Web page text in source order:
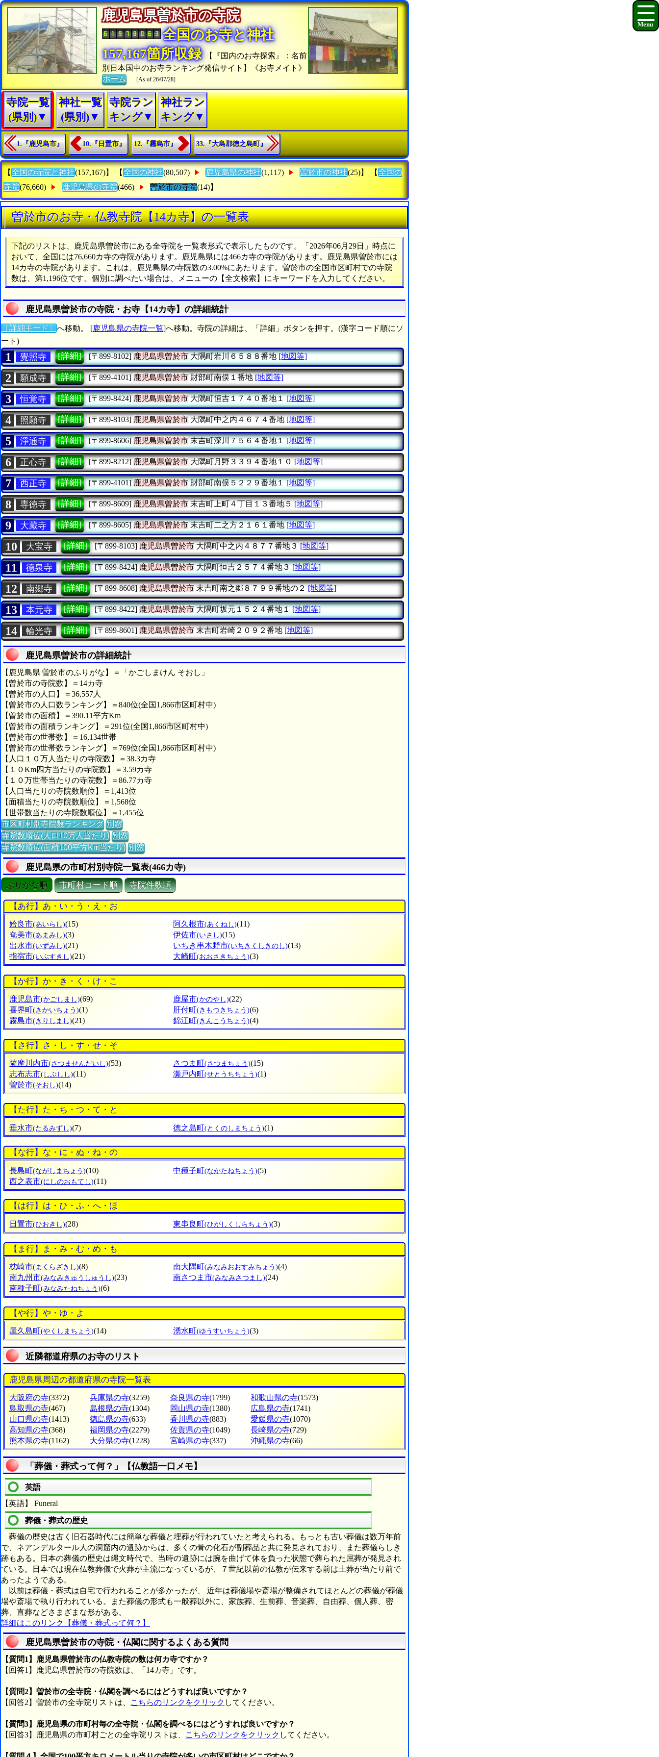
鹿児島県曽於市の寺院
全国のお寺と神社
157,167箇所収録
【『国内のお寺探索』：名前
別日本国中のお寺ランキング発信サイト】《お寺メイト》
ホーム
[As of 26/07/28]
寺院一覧
(県別)▼
神社一覧
(県別)▼
寺院ラン
キング▼
神社ラン
キング▼
1.『鹿児島市』 10.『日置市』 12.『霧島市』 33.『大島郡徳之島町』
【 全国の寺院と神社(157,167)】 【 全国の神社(80,507) 鹿児島県の神社(1,117) 曽於市の神社(25)】 【 全国の
寺院(76,660) 鹿児島県の寺院(466) 曽於市の寺院(14)】
曽於市のお寺・仏教寺院【14カ寺】の一覧表
下記のリストは、鹿児島県曽於市にある全寺院を一覧表形式で表示したものです。「2026年06月29日」時点に
おいて、全国には76,660カ寺の寺院があります。鹿児島県には466カ寺の寺院があります。鹿児島県曽於市には
14カ寺の寺院があります。これは、鹿児島県の寺院数の3.00%にあたります。曽於市の全国市区町村での寺院
数は、第1,196位です。個別に調べたい場合は、メニューの【全文検索】にキーワードを入力してください。
鹿児島県曽於市の寺院・お寺【14カ寺】の詳細統計
〔詳細モード〕 へ移動。 [鹿児島県の寺院一覧]へ移動。寺院の詳細は、「詳細」ボタンを押す。(漢字コード順にソ
ート)
1 覺照寺 [詳細] [〒899-8102] 鹿児島県曽於市大隅町岩川６５８８番地 [地図等]
2 願成寺 [詳細] [〒899-4101] 鹿児島県曽於市財部町南俣１番地 [地図等]
3 恒覚寺 [詳細] [〒899-8424] 鹿児島県曽於市大隅町恒吉１７４０番地１ [地図等]
4 照願寺 [詳細] [〒899-8103] 鹿児島県曽於市大隅町中之内４６７４番地 [地図等]
5 淨通寺 [詳細] [〒899-8606] 鹿児島県曽於市末吉町深川７５６４番地１ [地図等]
6 正心寺 [詳細] [〒899-8212] 鹿児島県曽於市大隅町月野３３９４番地１０ [地図等]
7 西正寺 [詳細] [〒899-4101] 鹿児島県曽於市財部町南俣５２２９番地１ [地図等]
8 専徳寺 [詳細] [〒899-8609] 鹿児島県曽於市末吉町上町４丁目１３番地５ [地図等]
9 大藏寺 [詳細] [〒899-8605] 鹿児島県曽於市末吉町二之方２１６１番地 [地図等]
10 大宝寺 [詳細] [〒899-8103] 鹿児島県曽於市大隅町中之内４８７７番地３ [地図等]
11 德泉寺 [詳細] [〒899-8424] 鹿児島県曽於市大隅町恒吉２５７４番地３ [地図等]
12 南郷寺 [詳細] [〒899-8608] 鹿児島県曽於市末吉町南之郷８７９９番地の２ [地図等]
13 本元寺 [詳細] [〒899-8422] 鹿児島県曽於市大隅町坂元１５２４番地１ [地図等]
14 輪光寺 [詳細] [〒899-8601] 鹿児島県曽於市末吉町岩崎２０９２番地 [地図等]
鹿児島県曽於市の詳細統計
【鹿児島県 曽於市のふりがな】＝「かごしまけん そおし」
【曽於市の寺院数】＝14カ寺
【曽於市の人口】＝36,557人
【曽於市の人口数ランキング】＝840位(全国1,866市区町村中)
【曽於市の面積】＝390.11平方Km
【曽於市の面積ランキング】＝291位(全国1,866市区町村中)
【曽於市の世帯数】＝16,134世帯
【曽於市の世帯数ランキング】＝769位(全国1,866市区町村中)
【人口１０万人当たりの寺院数】＝38.3カ寺
【１０Km四方当たりの寺院数】＝3.59カ寺
【１０万世帯当たりの寺院数】＝86.77カ寺
【人口当たりの寺院数順位】＝1,413位
【面積当たりの寺院数順位】＝1,568位
【世帯数当たりの寺院数順位】＝1,455位
市区町村別寺院数ランキング 別窓
寺院数順位(人口10万人当たり) 別窓
寺院数順位(面積100平方Km当たり) 別窓
鹿児島県の市町村別寺院一覧表(466カ寺)
ぶりがな順 市町村コード順 寺院件数順
【あ行】あ・い・う・え・お
姶良市(あいらし)(15) 阿久根市(あくねし)(11)
奄美市(あまみし)(3) 伊佐市(いさし)(15)
出水市(いずみし)(21) いちき串木野市(いちきくしきのし)(13)
指宿市(いぶすきし)(21) 大崎町(おおさきちょう)(3)
【か行】か・き・く・け・こ
鹿児島市(かごしまし)(69) 鹿屋市(かのやし)(22)
喜界町(きかいちょう)(1) 肝付町(きもつきちょう)(6)
霧島市(きりしまし)(21) 錦江町(きんこうちょう)(4)
【さ行】さ・し・す・せ・そ
薩摩川内市(さつませんだいし)(53) さつま町(さつまちょう)(15)
志布志市(しぶしし)(11) 瀬戸内町(せとうちちょう)(1)
曽於市(そおし)(14)
【た行】た・ち・つ・て・と
垂水市(たるみずし)(7) 徳之島町(とくのしまちょう)(1)
【な行】な・に・ぬ・ね・の
長島町(ながしまちょう)(10) 中種子町(なかたねちょう)(5)
西之表市(にしのおもてし)(11)
【は行】は・ひ・ふ・へ・ほ
日置市(ひおきし)(28) 東串良町(ひがしくしらちょう)(3)
【ま行】ま・み・む・め・も
枕崎市(まくらざきし)(8) 南大隅町(みなみおおすみちょう)(4)
南九州市(みなみきゅうしゅうし)(23) 南さつま市(みなみさつまし)(24)
南種子町(みなみたねちょう)(6)
【や行】や・ゆ・よ
屋久島町(やくしまちょう)(14) 湧水町(ゆうすいちょう)(3)
近隣都道府県のお寺のリスト
鹿児島県周辺の都道府県の寺院一覧表
大阪府の寺(3372) 兵庫県の寺(3259) 奈良県の寺(1799) 和歌山県の寺(1573)
鳥取県の寺(467) 島根県の寺(1304) 岡山県の寺(1380) 広島県の寺(1741)
山口県の寺(1413) 徳島県の寺(633) 香川県の寺(883) 愛媛県の寺(1070)
高知県の寺(368) 福岡県の寺(2279) 佐賀県の寺(1049) 長崎県の寺(729)
熊本県の寺(1162) 大分県の寺(1228) 宮崎県の寺(337) 沖縄県の寺(66)
「葬儀・葬式って何？」【仏教語一口メモ】
英語
【英語】 Funeral
葬儀・葬式の歴史
葬儀の歴史は古く旧石器時代には簡単な葬儀と埋葬が行われていたと考えられる。もっとも古い葬儀は数万年前
で、ネアンデルタール人の洞窟内の遺跡からは、多くの骨の化石が副葬品と共に発見されており、また葬儀らしき
跡もある。日本の葬儀の歴史は縄文時代で、当時の遺跡には腕を曲げて体を負った状態で葬られた屈葬が発見され
ている。日本では現在仏教葬儀で火葬が主流になっているが、７世紀以前の仏教が伝来する前は土葬が当たり前で
あったようである。
以前は葬儀・葬式は自宅で行われることが多かったが、 近年は葬儀場や斎場が整備されてほとんどの葬儀が葬儀
場や斎場で執り行われている。また葬儀の形式も一般葬以外に、家族葬、生前葬、音楽葬、自由葬、個人葬、密
葬、直葬などさまざまな形がある。
詳細はこのリンク【葬儀・葬式って何？】
鹿児島県曽於市の寺院・仏閣に関するよくある質問
【質問1】鹿児島県曽於市の仏教寺院の数は何カ寺ですか？
【回答1】鹿児島県曽於市の寺院数は、「14カ寺」です。
【質問2】曽於市の全寺院・仏閣を調べるにはどうすれば良いですか？
【回答2】曽於市の全寺院リストは、
こちらのリンクをクリック してください。
【質問3】鹿児島県の市町村毎の全寺院・仏閣を調べるにはどうすれば良いですか？
【回答3】鹿児島県の市町村ごとの全寺院リストは、
こちらのリンクをクリック してください。